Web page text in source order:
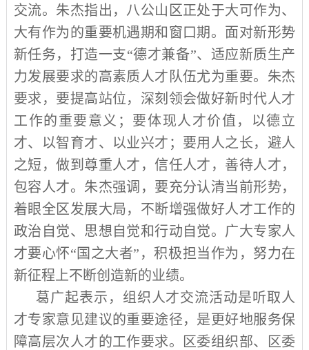
交流。朱杰指出，八公山区正处于大可作为、
大有作为的重要机遇期和窗口期。面对新形势
新任务，打造一支“德才兼备”、适应新质生产
力发展要求的高素质人才队伍尤为重要。朱杰
要求，要提高站位，深刻领会做好新时代人才
工作的重要意义；要体现人才价值，以德立
才、以智育才、以业兴才；要用人之长，避人
之短，做到尊重人才，信任人才，善待人才，
包容人才。朱杰强调，要充分认清当前形势，
着眼全区发展大局，不断增强做好人才工作的
政治自觉、思想自觉和行动自觉。广大专家人
才要心怀“国之大者”，积极担当作为，努力在
新征程上不断创造新的业绩。
葛广起表示，组织人才交流活动是听取人
才专家意见建议的重要途径，是更好地服务保
障高层次人才的工作要求。区委组织部、区委